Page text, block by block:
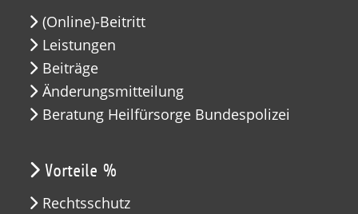
(Online)-Beitritt
Leistungen
Beiträge
Änderungsmitteilung
Beratung Heilfürsorge Bundespolizei
Vorteile %
Rechtsschutz